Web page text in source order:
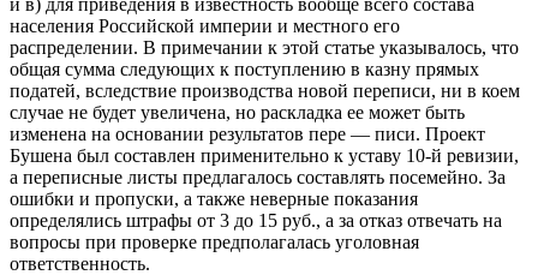
населения Российской империи и местного его
распределении. В примечании к этой статье указывалось, что
общая сумма следующих к поступлению в казну прямых
податей, вследствие производства новой переписи, ни в коем
случае не будет увеличена, но раскладка ее может быть
изменена на основании результатов пере — писи. Проект
Бушена был составлен применительно к уставу 10-й ревизии,
а переписные листы предлагалось составлять посемейно. За
ошибки и пропуски, а также неверные показания
определялись штрафы от 3 до 15 руб., а за отказ отвечать на
вопросы при проверке предполагалась уголовная
ответственность.